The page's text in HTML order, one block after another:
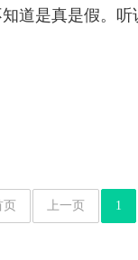
知道是真是假。
页 上一页 1